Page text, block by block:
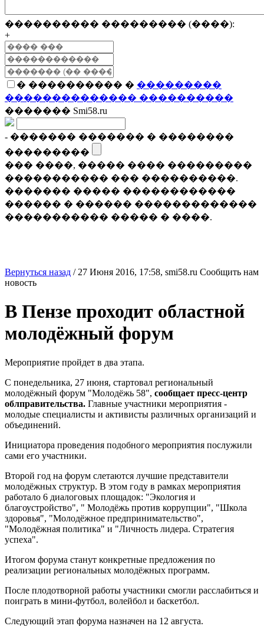
���������� ��������� (����):
+
� ���������� � ���������
�������������� ����������
������� Smi58.ru
- ������� ������� � ��������
���������
��� ����, ����� ���� ���������
����������� ��� ����������.
������� ����� ������������
������ � ������ �������������
����������� ����� � ����.
Вернуться назад / 27 Июня 2016, 17:58, smi58.ru Сообщить нам
новость
В Пензе проходит областной
молодёжный форум
Мероприятие пройдет в два этапа.
С понедельника, 27 июня, стартовал региональный
молодёжный форум "Молодёжь 58", сообщает пресс-центр
облправительства. Главные участники мероприятия -
молодые специалисты и активисты различных организаций и
объединений.
Инициатора проведения подобного мероприятия послужили
сами его участники.
Второй год на форум слетаются лучшие представители
молодёжных структур. В этом году в рамках мероприятия
работало 6 диалоговых площадок: "Экология и
благоустройство", " Молодёжь против коррупции", "Школа
здоровья", "Молодёжное предпринимательство",
"Молодёжная политика" и "Личность лидера. Стратегия
успеха".
Итогом форума станут конкретные предложения по
реализации региональных молодёжных программ.
После плодотворной работы участники смогли расслабиться и
поиграть в мини-футбол, волейбол и баскетбол.
Следующий этап форума назначен на 12 августа.